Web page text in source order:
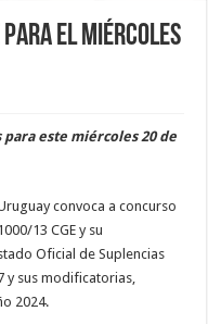
el miércoles
este miércoles 20 de
convoca a concurso
13 CGE y su
Oficial de Suplencias
y sus modificatorias,
2024.